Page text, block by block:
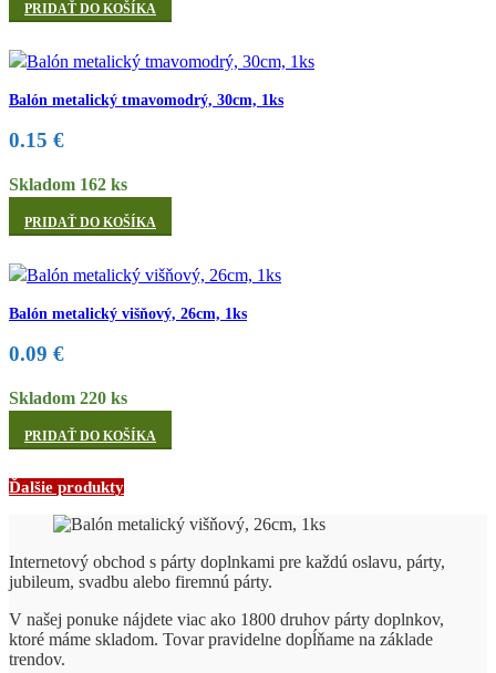
PRIDAŤ DO KOŠÍKA
Balón metalický tmavomodrý, 30cm, 1ks
0.15 €
Skladom 162 ks
PRIDAŤ DO KOŠÍKA
Balón metalický višňový, 26cm, 1ks
0.09 €
Skladom 220 ks
PRIDAŤ DO KOŠÍKA
Ďalšie produkty
Internetový obchod s párty doplnkami pre každú oslavu, párty,
jubileum, svadbu alebo firemnú párty.
V našej ponuke nájdete viac ako 1800 druhov párty doplnkov,
ktoré máme skladom. Tovar pravidelne dopĺňame na základe
trendov.